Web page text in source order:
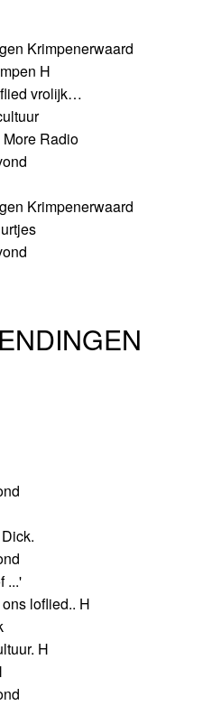
Krimpenerwaard
H
vrolijk…
Radio
Krimpenerwaard
...'
loflied.. H
H